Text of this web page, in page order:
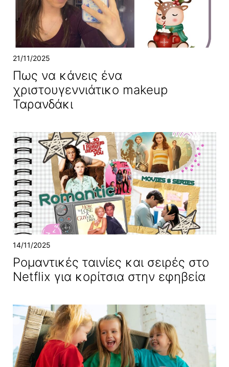
21/11/2025
Πως να κάνεις ένα
χριστουγεννιάτικο makeup
Ταρανδάκι
14/11/2025
Ρομαντικές ταινίες και σειρές στο
Netflix για κορίτσια στην εφηβεία